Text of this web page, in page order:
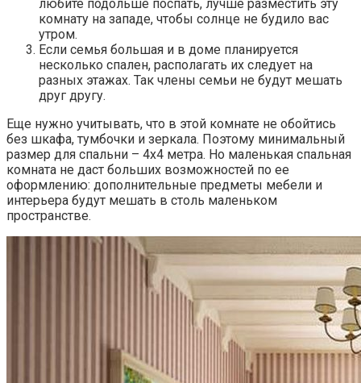
любите подольше поспать, лучше разместить эту
комнату на западе, чтобы солнце не будило вас
утром.
Если семья большая и в доме планируется
несколько спален, располагать их следует на
разных этажах. Так члены семьи не будут мешать
друг другу.
Еще нужно учитывать, что в этой комнате не обойтись
без шкафа, тумбочки и зеркала. Поэтому минимальный
размер для спальни – 4х4 метра. Но маленькая спальная
комната не даст больших возможностей по ее
оформлению: дополнительные предметы мебели и
интерьера будут мешать в столь маленьком
пространстве.